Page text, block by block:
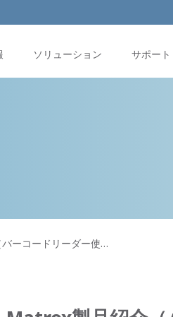
ソリューション サポー
バーコードリーダー使…